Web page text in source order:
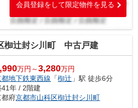
会員登録をして限定物件を見る
椥辻封シ川町 中古戸建
万円～3,280万円
都地下鉄東西線 「椥辻 」駅 徒歩6分
41年 / 2階建
都府京都市山科区椥辻封シ川町